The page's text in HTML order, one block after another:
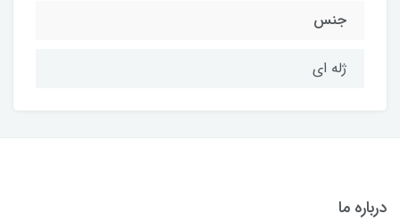
جنس
ژله ای
درباره ما